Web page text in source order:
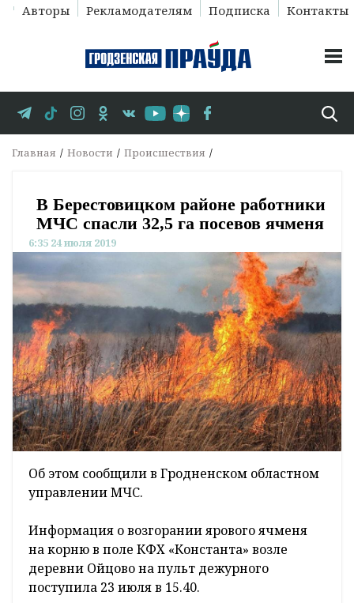
Авторы Рекламодателям Подписка Контакты
Главная Новости Происшествия
В Берестовицком районе работники
МЧС спасли 32,5 га посевов ячменя
6:35 24 июля 2019
Об этом сообщили в Гродненском областном
управлении МЧС.
Информация о возгорании ярового ячменя
на корню в поле КФХ «Константа» возле
деревни Ойцово на пульт дежурного
поступила 23 июля в 15.40.